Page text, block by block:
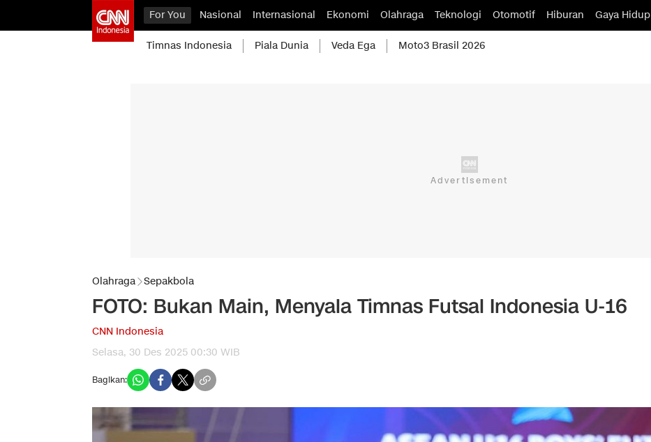
For You Nasional Internasional Ekonomi Olahraga Teknologi Otomotif Hiburan Gaya Hidup
Timnas Indonesia Piala Dunia Veda Ega Moto3 Brasil 2026
Olahraga Sepakbola
FOTO: Bukan Main, Menyala Timnas Futsal Indonesia U-16
CNN Indonesia
Selasa, 30 Des 2025 00:30 WIB
Bagikan: